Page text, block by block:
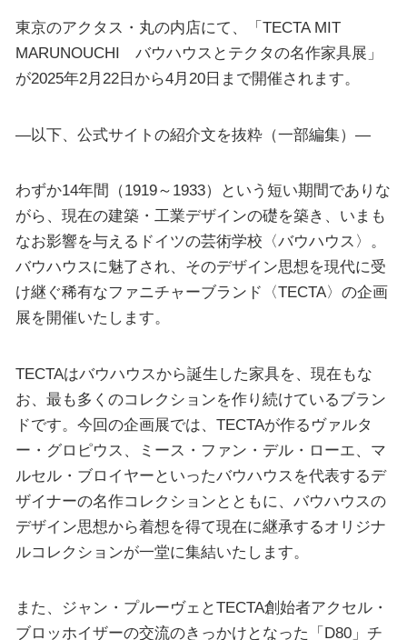
東京のアクタス・丸の内店にて、「TECTA MIT
MARUNOUCHI バウハウスとテクタの名作家具展」
が2025年2月22日から4月20日まで開催されます。
—以下、公式サイトの紹介文を抜粋（一部編集）—
わずか14年間（1919～1933）という短い期間でありな
がら、現在の建築・工業デザインの礎を築き、いまも
なお影響を与えるドイツの芸術学校〈バウハウス〉。
バウハウスに魅了され、そのデザイン思想を現代に受
け継ぐ稀有なファニチャーブランド〈TECTA〉の企画
展を開催いたします。
TECTAはバウハウスから誕生した家具を、現在もな
お、最も多くのコレクションを作り続けているブラン
ドです。今回の企画展では、TECTAが作るヴァルタ
ー・グロピウス、ミース・ファン・デル・ローエ、マ
ルセル・ブロイヤーといったバウハウスを代表するデ
ザイナーの名作コレクションとともに、バウハウスの
デザイン思想から着想を得て現在に継承するオリジナ
ルコレクションが一堂に集結いたします。
また、ジャン・プルーヴェとTECTA創始者アクセル・
ブロッホイザーの交流のきっかけとなった「D80」チ